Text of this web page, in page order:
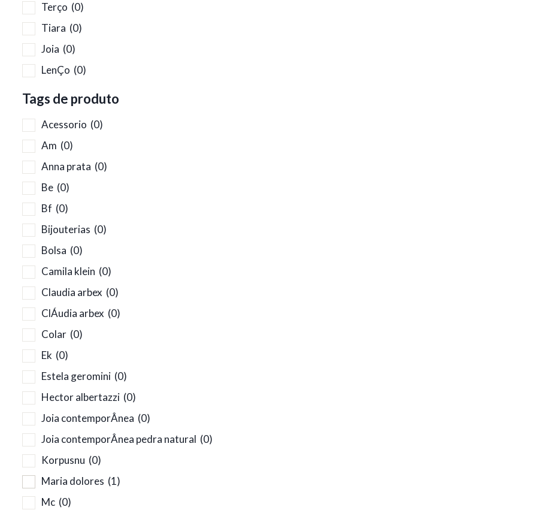
Terço (0)
Tiara (0)
Joia (0)
LenÇo (0)
Tags de produto
Acessorio (0)
Am (0)
Anna prata (0)
Be (0)
Bf (0)
Bijouterias (0)
Bolsa (0)
Camila klein (0)
Claudia arbex (0)
ClÁudia arbex (0)
Colar (0)
Ek (0)
Estela geromini (0)
Hector albertazzi (0)
Joia contemporÂnea (0)
Joia contemporÂnea pedra natural (0)
Korpusnu (0)
Maria dolores (1)
Mc (0)